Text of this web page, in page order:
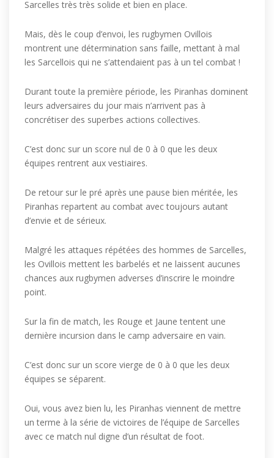
Sarcelles très très solide et bien en place.
Mais, dès le coup d’envoi, les rugbymen Ovillois
montrent une détermination sans faille, mettant à mal
les Sarcellois qui ne s’attendaient pas à un tel combat !
Durant toute la première période, les Piranhas dominent
leurs adversaires du jour mais n’arrivent pas à
concrétiser des superbes actions collectives.
C’est donc sur un score nul de 0 à 0 que les deux
équipes rentrent aux vestiaires.
De retour sur le pré après une pause bien méritée, les
Piranhas repartent au combat avec toujours autant
d’envie et de sérieux.
Malgré les attaques répétées des hommes de Sarcelles,
les Ovillois mettent les barbelés et ne laissent aucunes
chances aux rugbymen adverses d’inscrire le moindre
point.
Sur la fin de match, les Rouge et Jaune tentent une
dernière incursion dans le camp adversaire en vain.
C’est donc sur un score vierge de 0 à 0 que les deux
équipes se séparent.
Oui, vous avez bien lu, les Piranhas viennent de mettre
un terme à la série de victoires de l’équipe de Sarcelles
avec ce match nul digne d’un résultat de foot.